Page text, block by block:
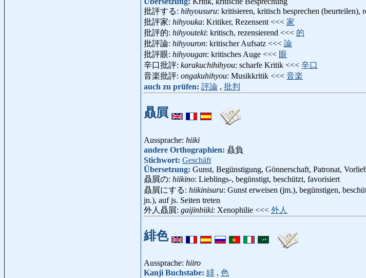
批評する: hihyousuru: kritisieren, kritisch besprechen (beurteilen),
批評家: hihyouka: Kritiker, Rezensent <<< 家
批評的: hihyouteki: kritisch, rezensierend <<< 的
批評論: hihyouron: kritischer Aufsatz <<< 論
批評眼: hihyougan: kritisches Auge <<< 眼
辛口批評: karakuchihihyou: scharfe Kritik <<< 辛口
音楽批評: ongakuhihyou: Musikkritik <<< 音楽
auch zu prüfen: 評論 , 批判
贔屓
Aussprache: hiiki
andere Orthographien: 贔負
Stichwort: Geschäft
Übersetzung: Gunst, Begünstigung, Gönnerschaft, Patronat,
贔屓の: hiikino: Lieblings-, begünstigt, beschützt, favorisiert
贔屓にする: hiikinisuru: Gunst erweisen (jm.), begünstigen,
jn.), auf js. Seiten treten
外人贔屓: gaijinbiiki: Xenophilie <<< 外人
緋色
Aussprache: hiiro
Kanji Buchstabe: 緋 , 色